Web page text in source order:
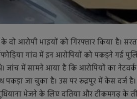
आरोपी भाइयों को गिरफ्तार किया है।
गांव में इन आरोपियों को पकड़ने गई
जांच में सामने आया है कि आरोपियों का
जा चुका है। उस पर रूद्रपुर में केस दर्ज
भेजने के लिए दतिया और टीकमगढ़ के